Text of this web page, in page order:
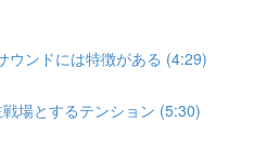
ウンドには特徴がある (4:29)
場とするテンション (5:30)